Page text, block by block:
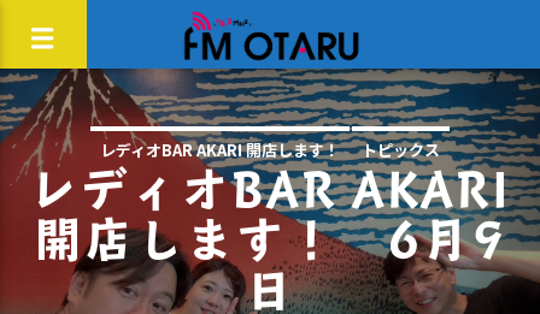
レディオBAR AKARI 開店します！ トピックス
レディオBAR AKARI
開店します！ 6月9
日